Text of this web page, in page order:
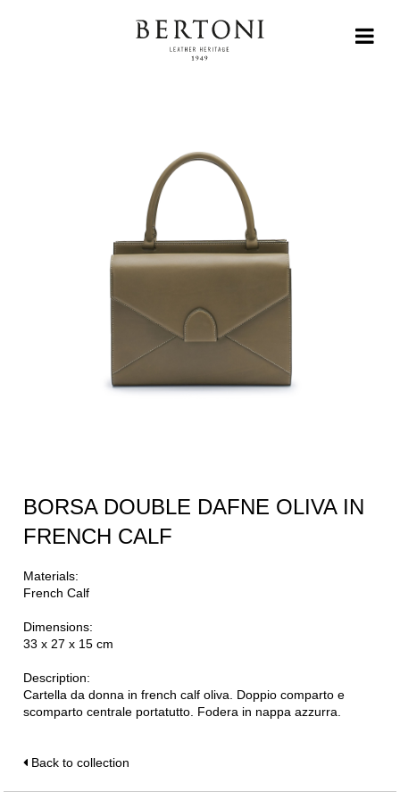
BORSA DOUBLE DAFNE OLIVA IN
FRENCH CALF
Materials:
French Calf
Dimensions:
33 x 27 x 15 cm
Description:
Cartella da donna in french calf oliva. Doppio comparto e
scomparto centrale portatutto. Fodera in nappa azzurra.
Back to collection